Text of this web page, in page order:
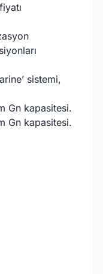
sistemi,
Gn kapasitesi.
Gn kapasitesi.